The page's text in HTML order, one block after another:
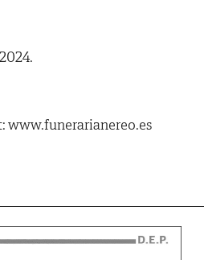
www.funerarianereo.es